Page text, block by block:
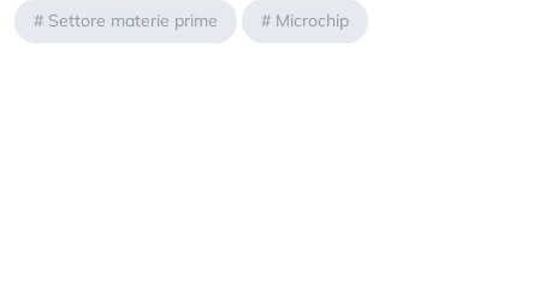
# Settore materie prime # Microchip